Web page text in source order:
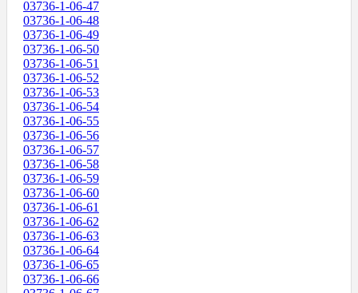
03736-1-06-47
03736-1-06-48
03736-1-06-49
03736-1-06-50
03736-1-06-51
03736-1-06-52
03736-1-06-53
03736-1-06-54
03736-1-06-55
03736-1-06-56
03736-1-06-57
03736-1-06-58
03736-1-06-59
03736-1-06-60
03736-1-06-61
03736-1-06-62
03736-1-06-63
03736-1-06-64
03736-1-06-65
03736-1-06-66